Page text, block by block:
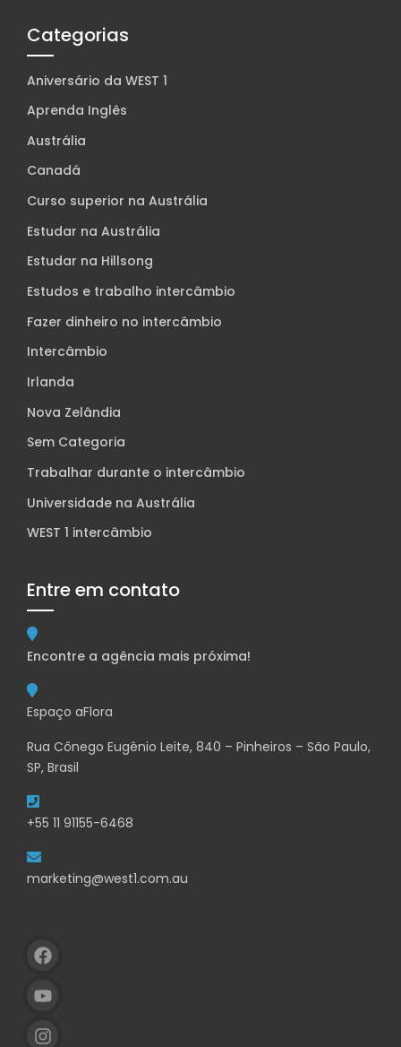
Categorias
Aniversário da WEST 1
Aprenda Inglês
Austrália
Canadá
Curso superior na Austrália
Estudar na Austrália
Estudar na Hillsong
Estudos e trabalho intercâmbio
Fazer dinheiro no intercâmbio
Intercâmbio
Irlanda
Nova Zelândia
Sem Categoria
Trabalhar durante o intercâmbio
Universidade na Austrália
WEST 1 intercâmbio
Entre em contato
Encontre a agência mais próxima!
Espaço aFlora
Rua Cônego Eugênio Leite, 840 – Pinheiros – São Paulo,
SP, Brasil
+55 11 91155-6468
marketing@west1.com.au